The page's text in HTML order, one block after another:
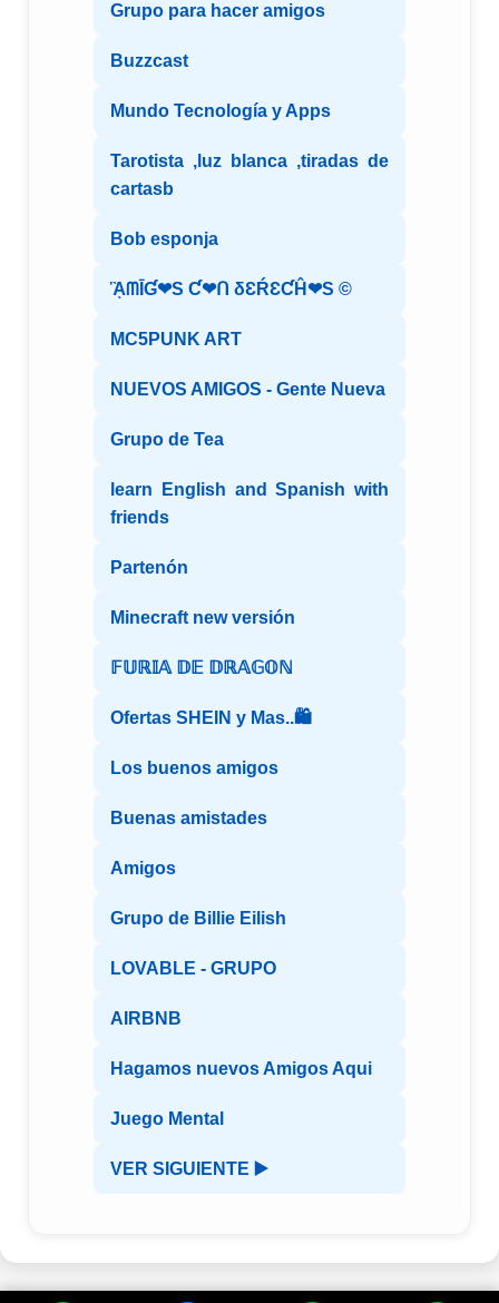
Grupo para hacer amigos
Buzzcast
Mundo Tecnología y Apps
Tarotista ,luz blanca ,tiradas de
cartasb
Bob esponja
ᾋᗰĪƓ❤S Ƈ❤ᑎ δƐŔƐƇĤ❤S ©️
MC5PUNK ART
NUEVOS AMIGOS - Gente Nueva
Grupo de Tea
learn English and Spanish with
friends
Partenón
Minecraft new versión
𝔽𝕌ℝ𝕀𝔸 𝔻𝔼 𝔻ℝ𝔸𝔾𝕆ℕ
Ofertas SHEIN y Mas..🛍️
Los buenos amigos
Buenas amistades
Amigos
Grupo de Billie Eilish
LOVABLE - GRUPO
AIRBNB
Hagamos nuevos Amigos Aqui
Juego Mental
VER SIGUIENTE ▶️